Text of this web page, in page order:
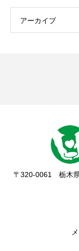
アーカイブ
〒320-0061 栃木